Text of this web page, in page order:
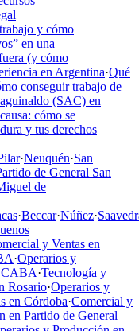
y cómo
en una
(y cómo
en Argentina·Qué
conseguir trabajo de
(SAC) en
cómo se
y tus derechos
·Neuquén·San
de General San
de
·Beccar·Núñez·
y Ventas en
·Operarios y
CABA·Tecnología y
Rosario·Operarios y
en Córdoba·Comercial y
en Partido de General